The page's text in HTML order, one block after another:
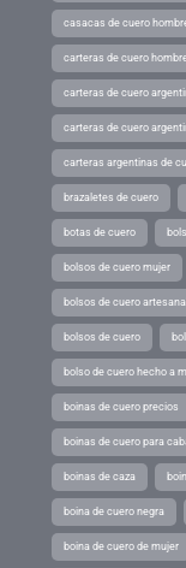
casacas de cuero
carteras de cuero
carteras de cuero
carteras de cuero
carteras argentinas de
brazaletes de cuero
botas de cuero
bolsos de cuero mujer
bolsos de cuero
bolsos de cuero
bolso de cuero hecho a
boinas de cuero precios
boinas de cuero para
boinas de caza
boina de cuero negra
boina de cuero de mujer